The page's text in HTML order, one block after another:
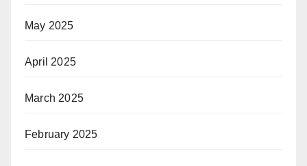
May 2025
April 2025
March 2025
February 2025